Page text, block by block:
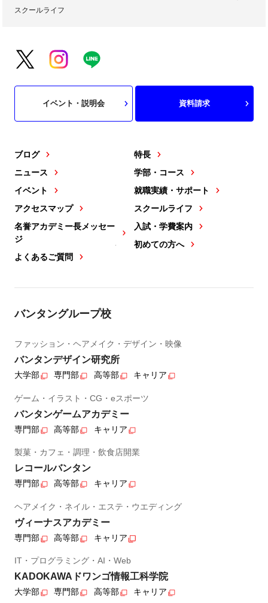
スクールライフ
ブログ
ニュース
イベント
アクセスマップ
名誉アカデミー長メッセー
ジ
よくあるご質問
特長
学部・コース
就職実績・サポート
スクールライフ
入試・学費案内
初めての方へ
イベント・説明会 資料請求
バンタングループ校
ファッション・ヘアメイク・デザイン・映像
バンタンデザイン研究所
大学部 専門部 高等部 キャリア
ゲーム・イラスト・CG・eスポーツ
バンタンゲームアカデミー
専門部 高等部 キャリア
製菓・カフェ・調理・飲食店開業
レコールバンタン
専門部 高等部 キャリア
ヘアメイク・ネイル・エステ・ウエディング
ヴィーナスアカデミー
専門部 高等部 キャリア
IT・プログラミング・AI・Web
KADOKAWAドワンゴ情報工科学院
大学部 専門部 高等部 キャリア